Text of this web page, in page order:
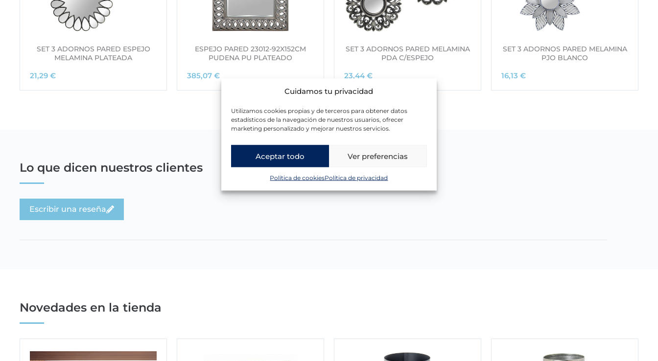
Cuidamos tu privacidad
Utilizamos cookies propias y de terceros para obtener datos
estadísticos de la navegación de nuestros usuarios, ofrecer
marketing personalizado y mejorar nuestros servicios.
Aceptar todo Ver preferencias
Política de cookiesPolítica de privacidad
SET 3 ADORNOS PARED ESPEJO
MELAMINA PLATEADA
21,29 €
ESPEJO PARED 23012-92X152CM
PUDENA PU PLATEADO
385,07 €
SET 3 ADORNOS PARED MELAMINA
PDA C/ESPEJO
23,44 €
SET 3 ADORNOS PARED MELAMINA
PJO BLANCO
16,13 €
Lo que dicen nuestros clientes
Escribir una reseña
Novedades en la tienda